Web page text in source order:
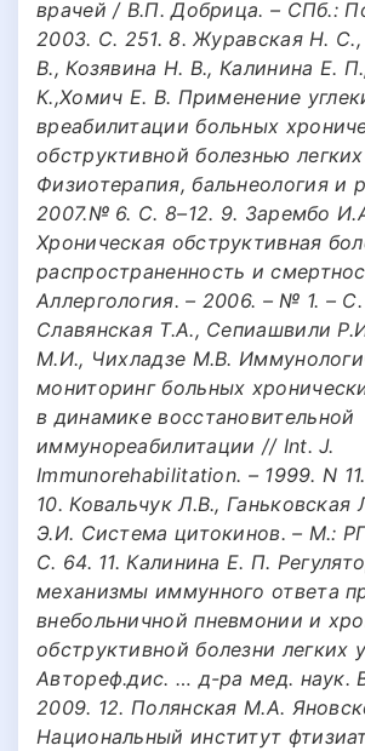
врачей / В.П. Добрица. – СПб.:
2003. С. 251. 8. Журавская Н.
В., Козявина Н. В., Калинина Е.
К.,Хомич Е. В. Применение
вреабилитации больных
обструктивной болезнью
Физиотерапия, бальнеология и
2007.№ 6. С. 8–12. 9. Зарембо
Хроническая обструктивная
распространенность и
Аллергология. – 2006. – № 1. –
Славянская Т.А., Сепиашвили
М.И., Чихладзе М.В.
мониторинг больных
в динамике восстановительной
иммунореабилитации // Int. J.
Immunorehabilitation. – 1999. N
10. Ковальчук Л.В., Ганьковская
Э.И. Система цитокинов. – М.:
С. 64. 11. Калинина Е. П.
механизмы иммунного ответа
внебольничной пневмонии и
обструктивной болезни легких
Автореф.дис. … д-ра мед. наук.
2009. 12. Полянская М.А.
Национальный институт